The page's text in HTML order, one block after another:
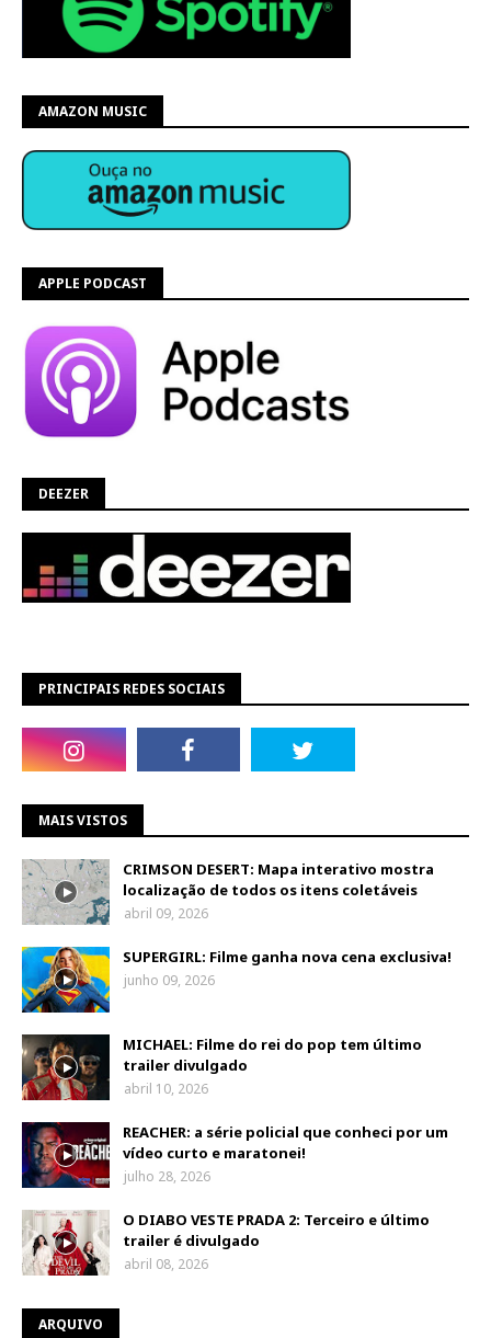
AMAZON MUSIC
APPLE PODCAST
DEEZER
PRINCIPAIS REDES SOCIAIS
MAIS VISTOS
CRIMSON DESERT: Mapa interativo mostra
localização de todos os itens coletáveis
abril 09, 2026
SUPERGIRL: Filme ganha nova cena exclusiva!
junho 09, 2026
MICHAEL: Filme do rei do pop tem último
trailer divulgado
abril 10, 2026
REACHER: a série policial que conheci por um
vídeo curto e maratonei!
julho 28, 2026
O DIABO VESTE PRADA 2: Terceiro e último
trailer é divulgado
abril 08, 2026
ARQUIVO